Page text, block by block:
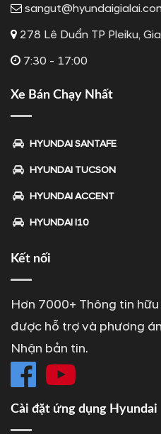
278 Lê Duẩn TP Pleiku,
7:30 - 17:00
Xe Bán Chạy Nhất
HYUNDAI SANTAFE
HYUNDAI TUCSON
HYUNDAI ACCENT
HYUNDAI I10
Kết nối
Hơn 7000+ Thông tin
được hỗ trợ và phương
Nhận bản tin.
Cài đặt ứng dụng Hyundai